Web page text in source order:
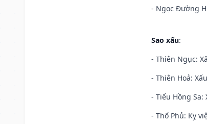
- Ngọc Đường
Sao xấu:
- Thiên Ngục:
- Thiên Hoả:
- Tiểu Hồng Sa:
- Thổ Phủ: Kỵ